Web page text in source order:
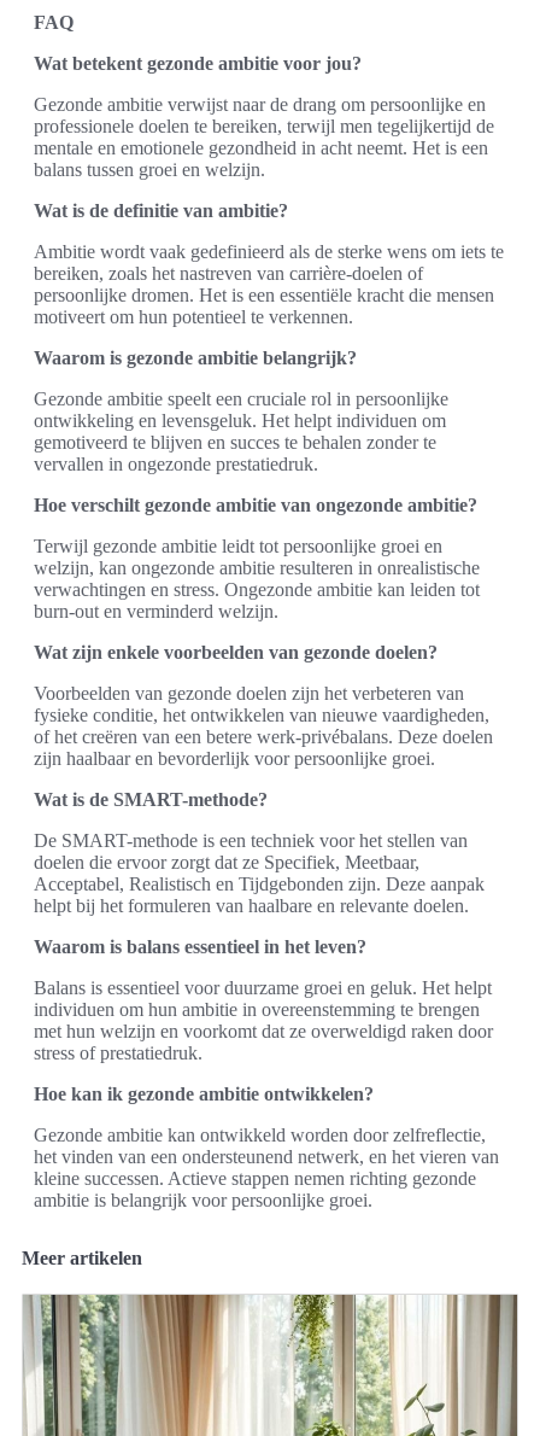
FAQ
Wat betekent gezonde ambitie voor jou?
Gezonde ambitie verwijst naar de drang om persoonlijke en
professionele doelen te bereiken, terwijl men tegelijkertijd de
mentale en emotionele gezondheid in acht neemt. Het is een
balans tussen groei en welzijn.
Wat is de definitie van ambitie?
Ambitie wordt vaak gedefinieerd als de sterke wens om iets te
bereiken, zoals het nastreven van carrière-doelen of
persoonlijke dromen. Het is een essentiële kracht die mensen
motiveert om hun potentieel te verkennen.
Waarom is gezonde ambitie belangrijk?
Gezonde ambitie speelt een cruciale rol in persoonlijke
ontwikkeling en levensgeluk. Het helpt individuen om
gemotiveerd te blijven en succes te behalen zonder te
vervallen in ongezonde prestatiedruk.
Hoe verschilt gezonde ambitie van ongezonde ambitie?
Terwijl gezonde ambitie leidt tot persoonlijke groei en
welzijn, kan ongezonde ambitie resulteren in onrealistische
verwachtingen en stress. Ongezonde ambitie kan leiden tot
burn-out en verminderd welzijn.
Wat zijn enkele voorbeelden van gezonde doelen?
Voorbeelden van gezonde doelen zijn het verbeteren van
fysieke conditie, het ontwikkelen van nieuwe vaardigheden,
of het creëren van een betere werk-privébalans. Deze doelen
zijn haalbaar en bevorderlijk voor persoonlijke groei.
Wat is de SMART-methode?
De SMART-methode is een techniek voor het stellen van
doelen die ervoor zorgt dat ze Specifiek, Meetbaar,
Acceptabel, Realistisch en Tijdgebonden zijn. Deze aanpak
helpt bij het formuleren van haalbare en relevante doelen.
Waarom is balans essentieel in het leven?
Balans is essentieel voor duurzame groei en geluk. Het helpt
individuen om hun ambitie in overeenstemming te brengen
met hun welzijn en voorkomt dat ze overweldigd raken door
stress of prestatiedruk.
Hoe kan ik gezonde ambitie ontwikkelen?
Gezonde ambitie kan ontwikkeld worden door zelfreflectie,
het vinden van een ondersteunend netwerk, en het vieren van
kleine successen. Actieve stappen nemen richting gezonde
ambitie is belangrijk voor persoonlijke groei.
Meer artikelen